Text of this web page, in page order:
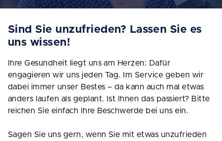
Sind Sie unzufrieden? Lassen Sie es
uns wissen!
Ihre Gesundheit liegt uns am Herzen: Dafür
engagieren wir uns jeden Tag. Im Service geben wir
dabei immer unser Bestes – da kann auch mal etwas
anders laufen als geplant. Ist Ihnen das passiert? Bitte
reichen Sie einfach Ihre Beschwerde bei uns ein.
Sagen Sie uns gern, wenn Sie mit etwas unzufrieden